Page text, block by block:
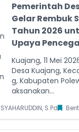
Pemerintah
Gelar Rembuk
Tahun 2026
Upaya
Kuajang, 11 Mei
Desa Kuajang,
g, Kabupaten
aksanakan...
SYAHARUDDIN, S.Pd